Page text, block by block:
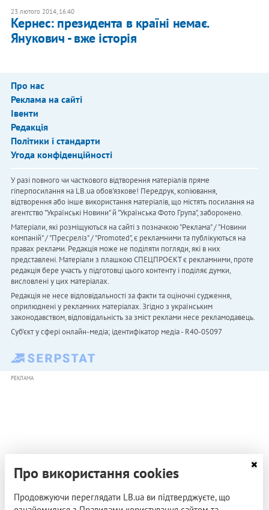
23 лютого 2014, 16:40
Кернес: президента в країні немає.
Янукович - вже історія
Про нас
Реклама на сайті
Івенти
Редакція
Політики і стандарти
Угода конфіденційності
У разі повного чи часткового відтворення матеріалів пряме
гіперпосилання на LB.ua обов'язкове! Передрук, копіювання,
відтворення або інше використання матеріалів, що містять посилання на
агентство "Українськi Новини" й "Українська Фото Група", заборонено.
Матеріали, які розміщуються на сайті з позначкою "Реклама" / "Новини
компаній" / "Пресреліз" / "Promoted", є рекламними та публікуються на
правах реклами. Редакція може не поділяти погляди, які в них
представлені. Матеріали з плашкою СПЕЦПРОЄКТ є рекламними, проте
редакція бере участь у підготовці цього контенту і поділяє думки,
висловлені у цих матеріалах.
Редакція не несе відповідальності за факти та оціночні судження,
оприлюднені у рекламних матеріалах. Згідно з українським
законодавством, відповідальність за зміст реклами несе рекламодавець.
Cуб'єкт у сфері онлайн-медіа; ідентифікатор медіа - R40-05097
РЕКЛАМА
Про використання cookies
Продовжуючи переглядати LB.ua ви підтверджуєте, що